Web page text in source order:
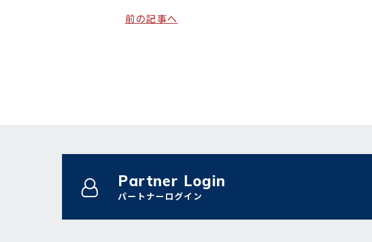
前の記事へ
Partner Login
パートナーログイン